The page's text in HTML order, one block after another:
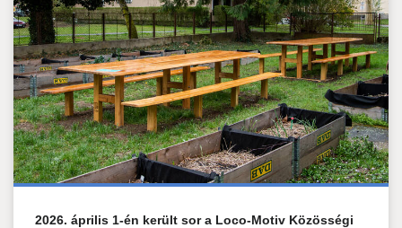
2026. április 1-én került sor a Loco-Motiv Közösségi